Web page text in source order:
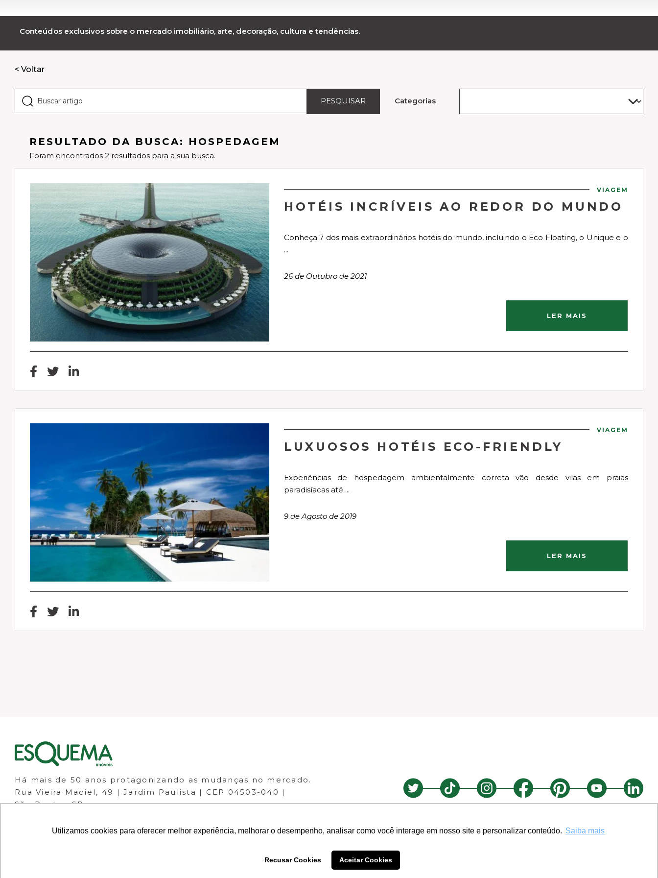
Utilizamos cookies para oferecer melhor experiência, melhorar o desempenho, analisar como você interage em nosso site e personalizar conteúdo. Saiba mais
Recusar Cookies Aceitar Cookies
Conteúdos exclusivos sobre o mercado imobiliário, arte, decoração, cultura e tendências.
< Voltar
PESQUISAR Categorias
RESULTADO DA BUSCA: HOSPEDAGEM
Foram encontrados 2 resultados para a sua busca.
VIAGEM
HOTÉIS INCRÍVEIS AO REDOR DO MUNDO
Conheça 7 dos mais extraordinários hotéis do mundo, incluindo o Eco Floating, o Unique e o
...
26 de Outubro de 2021
LER MAIS
VIAGEM
LUXUOSOS HOTÉIS ECO-FRIENDLY
Experiências de hospedagem ambientalmente correta vão desde vilas em praias
paradisíacas até ...
9 de Agosto de 2019
LER MAIS
Há mais de 50 anos protagonizando as mudanças no mercado.
Rua Vieira Maciel, 49 | Jardim Paulista | CEP 04503-040 |
São Paulo - SP
(11) 98266-1111 (11) 3061-1133
© 2023 ESQUEMA IMÓVEIS - CRECI 30.046-J - Todos os direitos reservados.